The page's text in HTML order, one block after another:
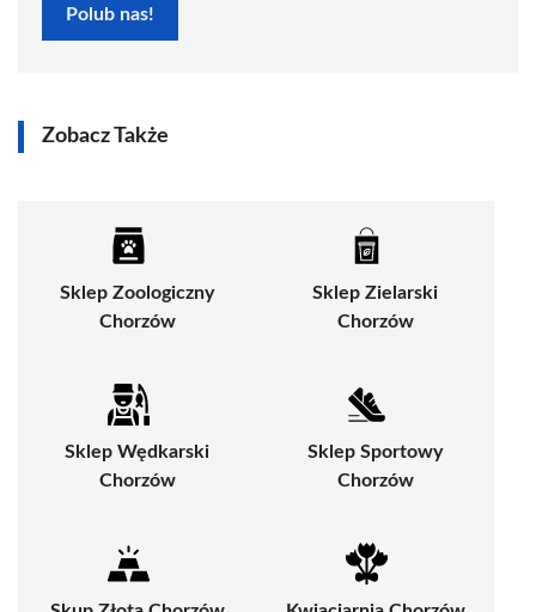
Polub nas!
Zobacz Także
Sklep Zoologiczny
Chorzów
Sklep Zielarski
Chorzów
Sklep Wędkarski
Chorzów
Sklep Sportowy
Chorzów